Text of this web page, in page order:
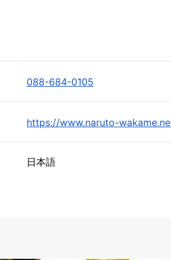
088-684-0105
https://www.naruto-
日本語